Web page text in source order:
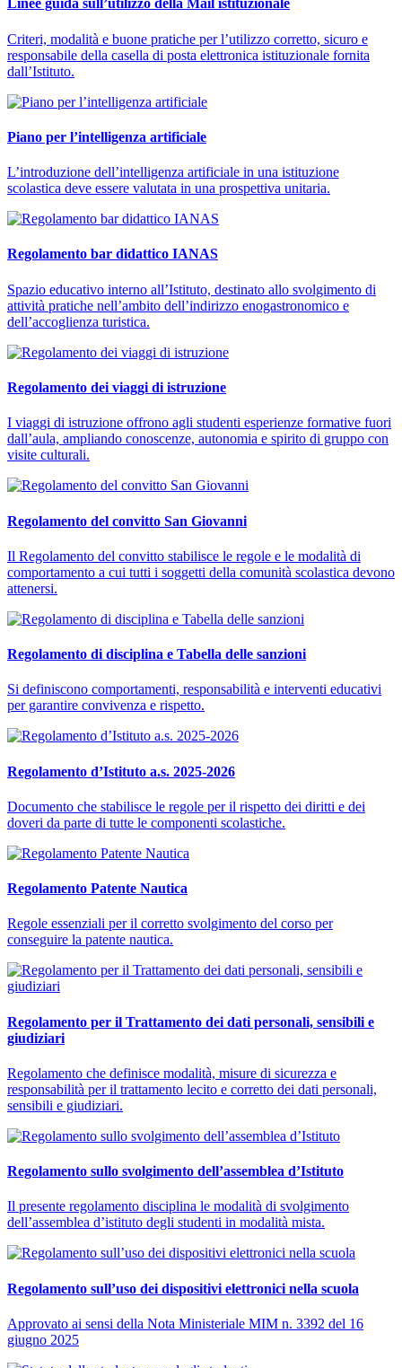
Linee guida sull’utilizzo della Mail istituzionale
Criteri, modalità e buone pratiche per l’utilizzo corretto, sicuro e
responsabile della casella di posta elettronica istituzionale fornita
dall’Istituto.
Piano per l’intelligenza artificiale
L’introduzione dell’intelligenza artificiale in una istituzione
scolastica deve essere valutata in una prospettiva unitaria.
Regolamento bar didattico IANAS
Spazio educativo interno all’Istituto, destinato allo svolgimento di
attività pratiche nell’ambito dell’indirizzo enogastronomico e
dell’accoglienza turistica.
Regolamento dei viaggi di istruzione
I viaggi di istruzione offrono agli studenti esperienze formative fuori
dall’aula, ampliando conoscenze, autonomia e spirito di gruppo con
visite culturali.
Regolamento del convitto San Giovanni
Il Regolamento del convitto stabilisce le regole e le modalità di
comportamento a cui tutti i soggetti della comunità scolastica devono
attenersi.
Regolamento di disciplina e Tabella delle sanzioni
Si definiscono comportamenti, responsabilità e interventi educativi
per garantire convivenza e rispetto.
Regolamento d’Istituto a.s. 2025-2026
Documento che stabilisce le regole per il rispetto dei diritti e dei
doveri da parte di tutte le componenti scolastiche.
Regolamento Patente Nautica
Regole essenziali per il corretto svolgimento del corso per
conseguire la patente nautica.
Regolamento per il Trattamento dei dati personali, sensibili e
giudiziari
Regolamento che definisce modalità, misure di sicurezza e
responsabilità per il trattamento lecito e corretto dei dati personali,
sensibili e giudiziari.
Regolamento sullo svolgimento dell’assemblea d’Istituto
Il presente regolamento disciplina le modalità di svolgimento
dell’assemblea d’istituto degli studenti in modalità mista.
Regolamento sull’uso dei dispositivi elettronici nella scuola
Approvato ai sensi della Nota Ministeriale MIM n. 3392 del 16
giugno 2025